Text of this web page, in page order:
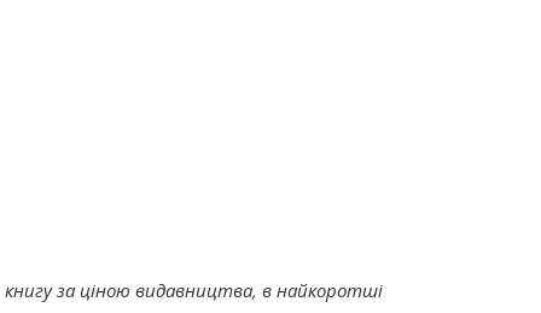
за ціною видавництва, в найкоротші